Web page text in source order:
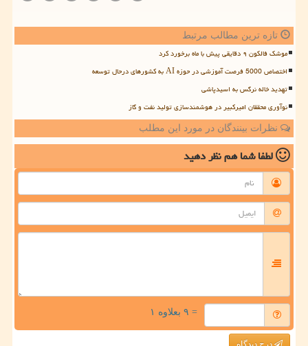
تازه ترین مطالب مرتبط
موشک فالکون ۹ دقایقی پیش با ماه برخورد کرد
اختصاص 5000 فرصت آموزشی در حوزه AI به کشورهای درحال توسعه
تهدید خاله نرگس به اسیدپاشی
نوآوری محققان امیرکبیر در هوشمندسازی تولید نفت و گاز
نظرات بینندگان در مورد این مطلب
لطفا شما همنظر دهید
= ۹ بعلاوه ۱
درج دیدگاه